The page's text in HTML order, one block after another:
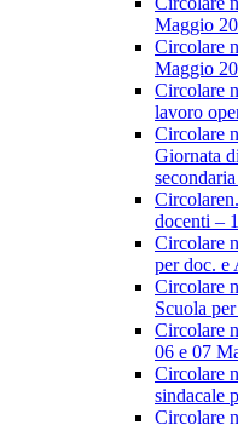
Maggio
Circolare
Maggio
Circolare
lavoro
Circolare
Giornata
docenti –
Circolare
per doc. e
Circolare
Scuola
Circolare
06 e 07
Circolare
sindacale
Circolare